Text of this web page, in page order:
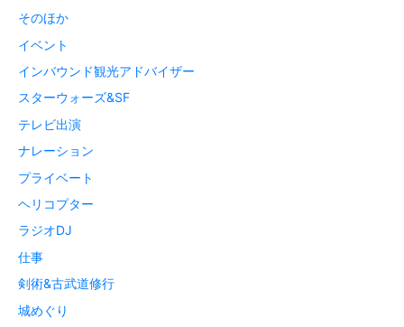
そのほか
イベント
インバウンド観光アドバイザー
スターウォーズ&SF
テレビ出演
ナレーション
プライベート
ヘリコプター
ラジオDJ
仕事
剣術&古武道修行
城めぐり